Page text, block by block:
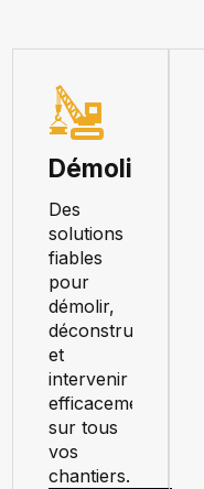
Démolition
Des
solutions
fiables
pour
démolir,
déconstruire
et
intervenir
efficacement
sur tous
vos
chantiers.